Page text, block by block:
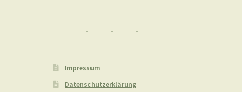
Impressum
Datenschutzerklärung